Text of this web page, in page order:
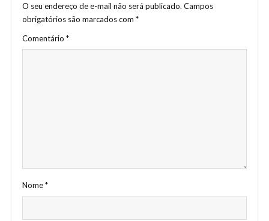
O seu endereço de e-mail não será publicado. Campos
obrigatórios são marcados com *
Comentário *
Nome*